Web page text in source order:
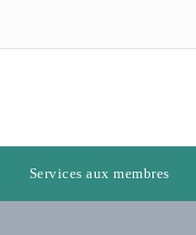
Services aux membres